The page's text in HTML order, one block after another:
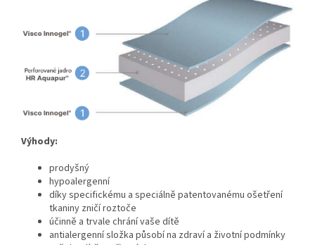
Výhody:
prodyšný
hypoalergenní
díky specifickému a speciálně patentovanému ošetření
tkaniny zničí roztoče
účinně a trvale chrání vaše dítě
antialergenní složka působí na zdraví a životní podmínky